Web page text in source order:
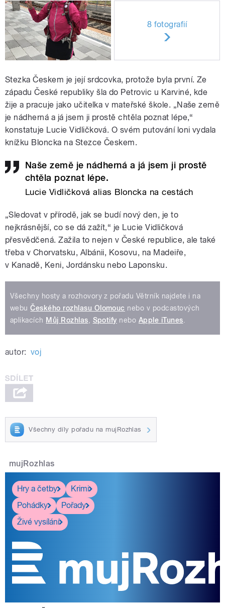
8 fotografií
Stezka Českem je její srdcovka, protože byla první. Ze
západu České republiky šla do Petrovic u Karviné, kde
žije a pracuje jako učitelka v mateřské škole. „Naše země
je nádherná a já jsem ji prostě chtěla poznat lépe,“
konstatuje Lucie Vidličková. O svém putování loni vydala
knížku Bloncka na Stezce Českem.
Naše země je nádherná a já jsem ji prostě
chtěla poznat lépe.
Lucie Vidličková alias Bloncka na cestách
„Sledovat v přírodě, jak se budí nový den, je to
nejkrásnější, co se dá zažít,“ je Lucie Vidličková
přesvědčená. Zažila to nejen v České republice, ale také
třeba v Chorvatsku, Albánii, Kosovu, na Madeiře,
v Kanadě, Keni, Jordánsku nebo Laponsku.
Všechny hosty a rozhovory z pořadu Větrník najdete i na
webuČeského rozhlasu Olomouc nebo v podcastových
aplikacích Můj Rozhlas, Spotify nebo Apple iTunes.
autor: voj
Všechny díly pořadu na mujRozhlas
mujRozhlas
Hry a četby
Krimi
Pohádky
Pořady
Živé vysílání